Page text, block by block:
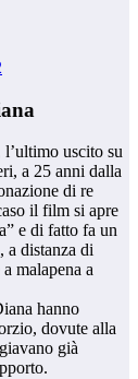
uscito su
a 25 anni dalla
di re
il film si apre
e di fatto fa un
a distanza di
malapena a
hanno
dovute alla
già